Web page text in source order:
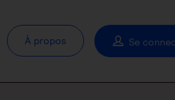
À propos Se